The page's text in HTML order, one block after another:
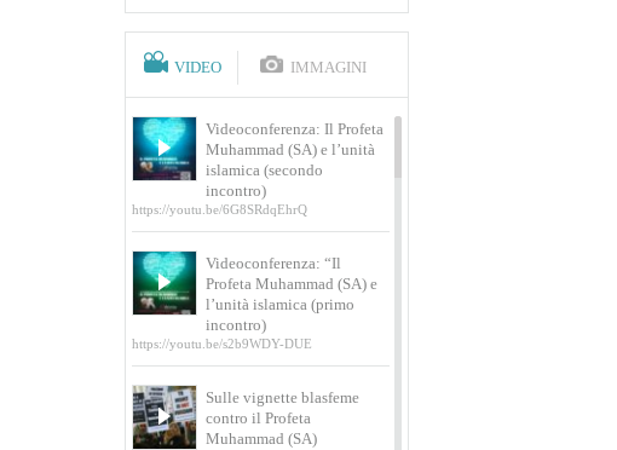
VIDEO IMMAGINI
Videoconferenza: Il Profeta
Muhammad (SA) e l’unità
islamica (secondo
incontro)
https://youtu.be/6G8SRdqEhrQ
Videoconferenza: “Il
Profeta Muhammad (SA) e
l’unità islamica (primo
incontro)
https://youtu.be/s2b9WDY-DUE
Sulle vignette blasfeme
contro il Profeta
Muhammad (SA)